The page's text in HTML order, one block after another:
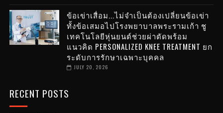
ข้อเข่าเสื่อม...ไม่จำเป็นต้องเปลี่ยนข้อเข่า
ทั้งข้อเสมอไปโรงพยาบาลพระรามเก้า ชู
เทคโนโลยีหุ่นยนต์ช่วยผ่าตัดพร้อม
แนวคิด PERSONALIZED KNEE TREATMENT ยก
ระดับการรักษาเฉพาะบุคคล
JULY 20, 2026
RECENT POSTS